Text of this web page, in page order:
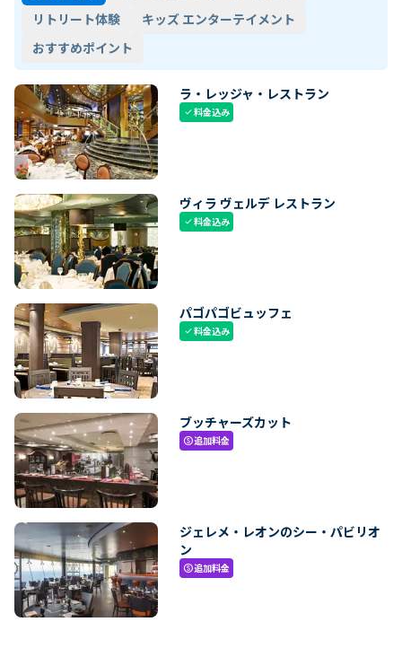
リトリート体験
キッズ エンターテイメント
おすすめポイント
ラ・レッジャ・レストラン
check料金込み
ヴィラ ヴェルデ レストラン
check料金込み
パゴパゴビュッフェ
check料金込み
ブッチャーズカット
paid追加料金
ジェレメ・レオンのシー・パビリオ
ン
paid追加料金